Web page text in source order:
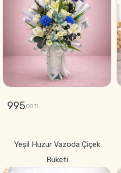
995,00 TL
Yeşil Huzur Vazoda Çiçek
Buketi